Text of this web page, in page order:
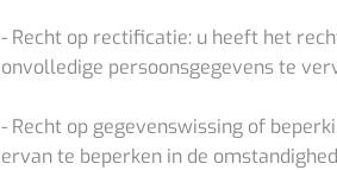
- Recht op rectificatie: u heeft het
onvolledige persoonsgegevens te
- Recht op gegevenswissing of
ervan te beperken in de